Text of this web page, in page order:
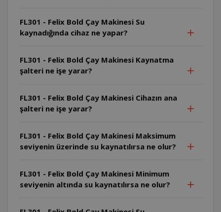
FL301 - Felix Bold Çay Makinesi Su
kaynadığında cihaz ne yapar?
FL301 - Felix Bold Çay Makinesi Kaynatma
şalteri ne işe yarar?
FL301 - Felix Bold Çay Makinesi Cihazın ana
şalteri ne işe yarar?
FL301 - Felix Bold Çay Makinesi Maksimum
seviyenin üzerinde su kaynatılırsa ne olur?
FL301 - Felix Bold Çay Makinesi Minimum
seviyenin altında su kaynatılırsa ne olur?